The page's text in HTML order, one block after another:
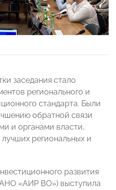
заседания стало
регионального и
стандарта. Были
обратной связи
и органами власти,
региональных и
развития
«АИР ВО») выступила